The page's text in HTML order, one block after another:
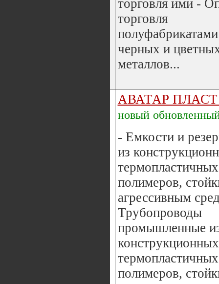
торговля ими -
торговля
полуфабрикатами
черных и
металлов...
АВАТАР
новый
- Емкости и
из
термопластичных
полимеров,
агрессивным
Трубопроводы
промышленные
конструкционных
термопластичных
полимеров,